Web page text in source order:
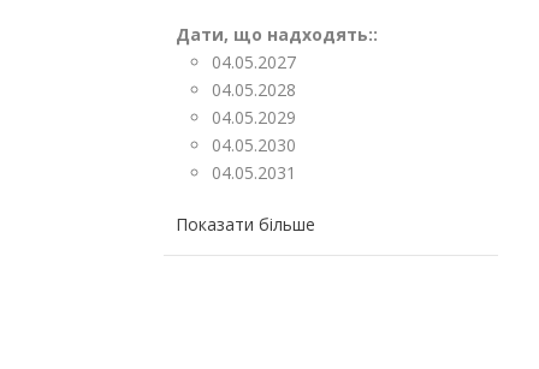
Дати, що надходять::
04.05.2027
04.05.2028
04.05.2029
04.05.2030
04.05.2031
Показати більше